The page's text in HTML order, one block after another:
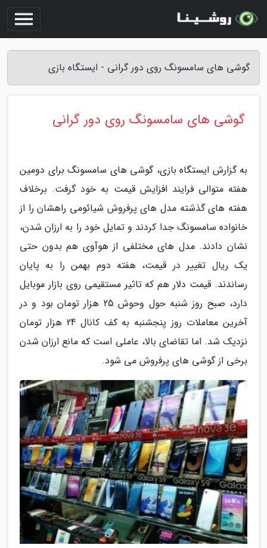
گوشی های سامسونگ روی دور گرانی - ایستگاه بازی
گوشی های سامسونگ روی دور گرانی
به گزارش ایستگاه بازی، گوشی های سامسونگ برای دومین
هفته متوالی فرایند افزایش قیمت به خود گرفت. برخلاف
هفته های گذشته مدل های پرفروش شیائومی راهشان را از
خانواده سامسونگ جدا کردند و تمایل خود را به ارزان شدن،
نشان دادند. مدل های مختلفی از هوآوی هم بدون حتی
یک ریال تغییر در قیمت، هفته دوم بهمن را به پایان
رساندند. قیمت دلار هم که تاثیر مستقیمی روی بازار موبایل
دارد، صبح روز شنبه حول وحوش 25 هزار تومان بود و در
آخرین معاملات روز پنجشنبه به کف کانال 24 هزار تومان
نزدیک شد. اما تقاضای بالا، عاملی است که مانع ارزان شدن
برخی از گوشی های پرفروش می شود.